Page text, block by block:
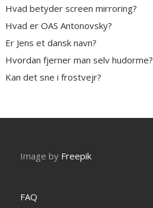
Hvad betyder screen mirroring?
Hvad er OAS Antonovsky?
Er Jens et dansk navn?
Hvordan fjerner man selv hudorme?
Kan det sne i frostvejr?
Image by Freepik
FAQ